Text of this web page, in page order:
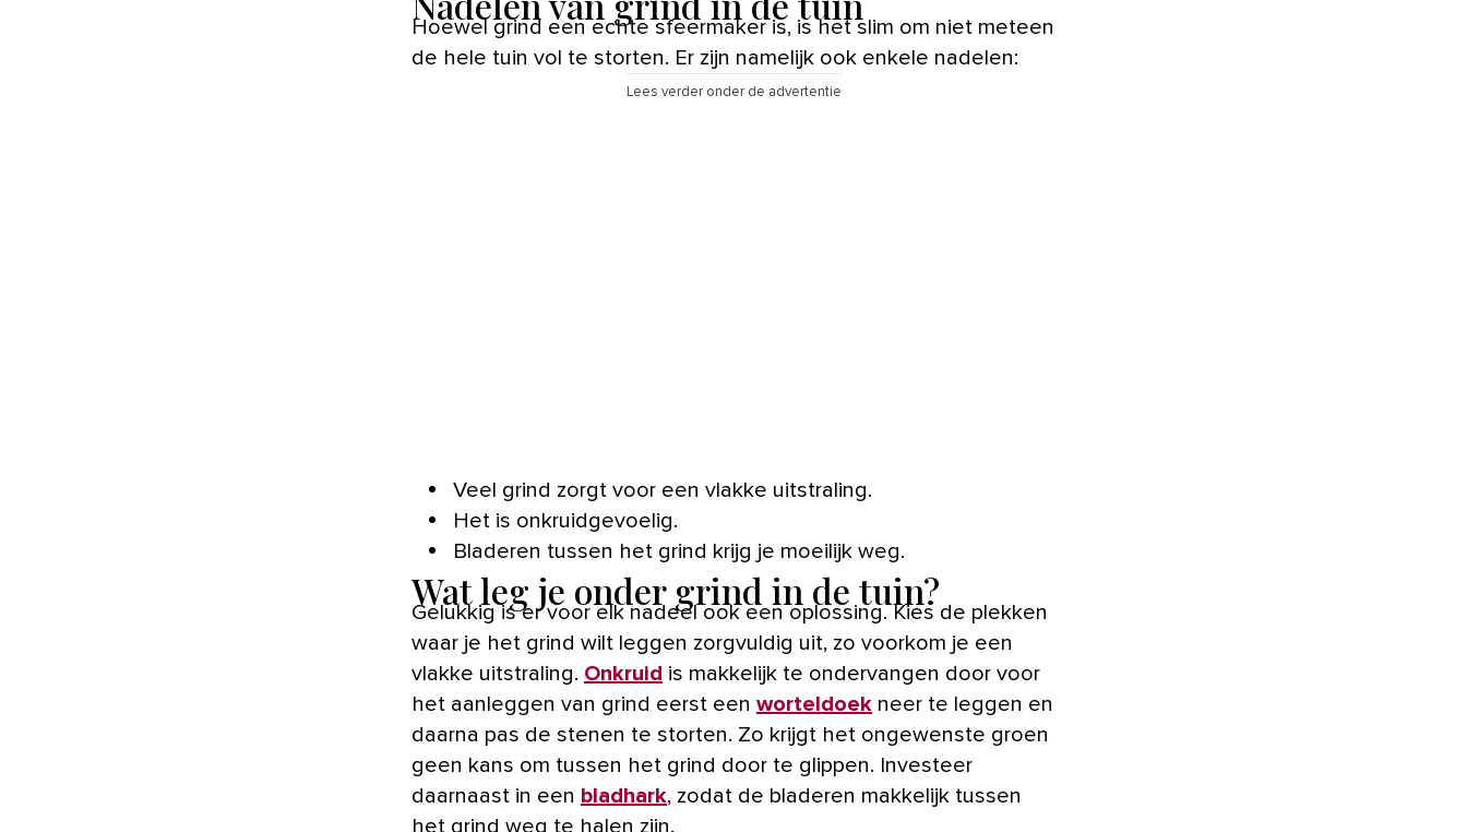
Hoewel grind een echte sfeermaker is, is het slim om niet meteen
de hele tuin vol te storten. Er zijn namelijk ook enkele nadelen:
Lees verder onder de advertentie
Veel grind zorgt voor een vlakke uitstraling.
Het is onkruidgevoelig.
Bladeren tussen het grind krijg je moeilijk weg.
Wat leg je onder grind in de tuin?
Gelukkig is er voor elk nadeel ook een oplossing. Kies de plekken
waar je het grind wilt leggen zorgvuldig uit, zo voorkom je een
vlakke uitstraling. Onkruid is makkelijk te ondervangen door voor
het aanleggen van grind eerst een worteldoek neer te leggen en
daarna pas de stenen te storten. Zo krijgt het ongewenste groen
geen kans om tussen het grind door te glippen. Investeer
daarnaast in een bladhark, zodat de bladeren makkelijk tussen
het grind weg te halen zijn.